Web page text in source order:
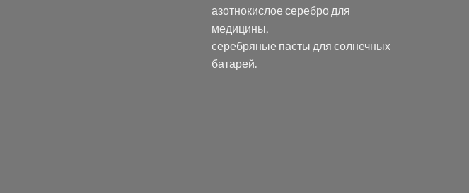
азотнокислое серебродля
медицины,
серебряные пасты для солнечных
батарей.